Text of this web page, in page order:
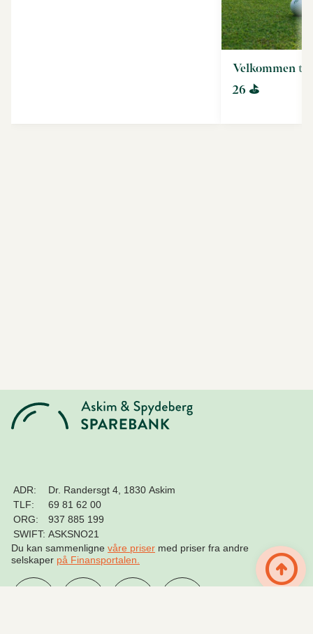
Velkommen til
26 ⛳
ADR:
Dr. Randersgt 4, 1830 Askim
TLF:
69 81 62 00
ORG:
937 885 199
SWIFT: ASKSNO21
Du kan sammenligne våre priser med priser fra andre
selskaper på Finansportalen. arrow_circle_up